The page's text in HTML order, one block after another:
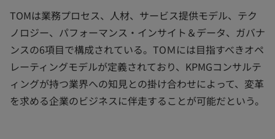
TOMは業務プロセス、人材、サービス提供モデル、テク
ノロジー、パフォーマンス・インサイト＆データ、ガバナ
ンスの6項目で構成されている。TOＭには目指すべきオペ
レーティングモデルが定義されており、KPMGコンサルテ
ィングが持つ業界への知見との掛け合わせによって、変革
を求める企業のビジネスに伴走することが可能だという。